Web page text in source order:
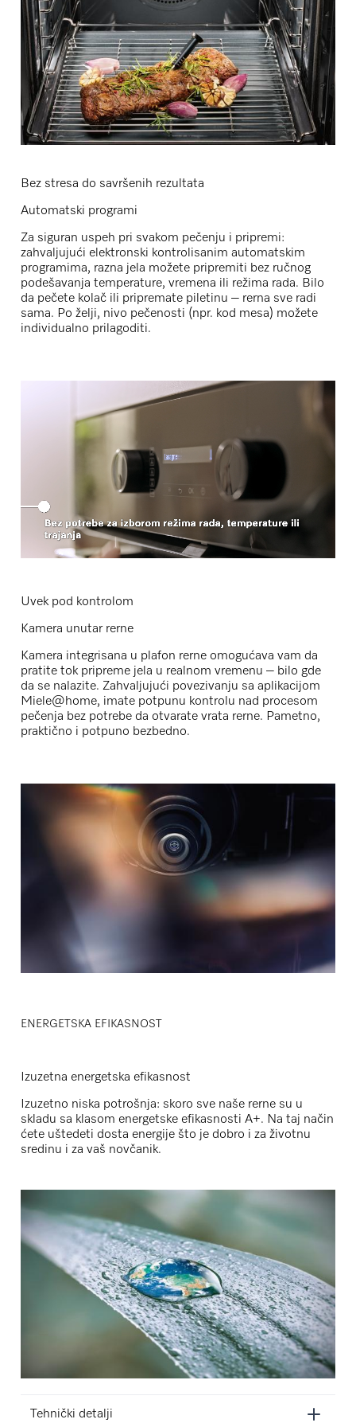
Bez stresa do savršenih rezultata
Automatski programi
Za siguran uspeh pri svakom pečenju i pripremi:
zahvaljujući elektronski kontrolisanim automatskim
programima, razna jela možete pripremiti bez ručnog
podešavanja temperature, vremena ili režima rada. Bilo
da pečete kolač ili pripremate piletinu – rerna sve radi
sama. Po želji, nivo pečenosti (npr. kod mesa) možete
individualno prilagoditi.
Uvek pod kontrolom
Kamera unutar rerne
Kamera integrisana u plafon rerne omogućava vam da
pratite tok pripreme jela u realnom vremenu – bilo gde
da se nalazite. Zahvaljujući povezivanju sa aplikacijom
Miele@home, imate potpunu kontrolu nad procesom
pečenja bez potrebe da otvarate vrata rerne. Pametno,
praktično i potpuno bezbedno.
ENERGETSKA EFIKASNOST
Izuzetna energetska efikasnost
Izuzetno niska potrošnja: skoro sve naše rerne su u
skladu sa klasom energetske efikasnosti A+. Na taj način
ćete uštedeti dosta energije što je dobro i za životnu
sredinu i za vaš novčanik.
Tehnički detalji